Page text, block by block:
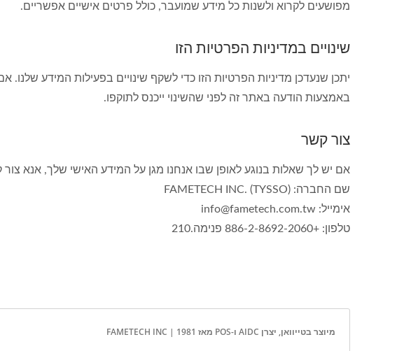
מפושעים לקרוא ולשנות כל מידע שמועבר, כולל פרטים אישיים אפשריים.
שינויים במדיניות הפרטיות הזו
יתכן שנעדכן מדיניות הפרטיות הזו כדי לשקף שינויים בפעילות המידע
באמצעות הודעה באתר זה לפני שהשינוי ייכנס לתוקפו.
צור קשר
אם יש לך שאלות בנוגע לאופן שבו אנחנו מגן על המידע האישי שלך, אנא צור
שם החברה: FAMETECH INC. (TYSSO)
אימייל: info@fametech.com.tw
טלפון: +886-2-8692-2060 פנימה.210
מיוצר בטייוואן, יצרן AIDC ו-POS מאז 1981 | FAMETECH INC